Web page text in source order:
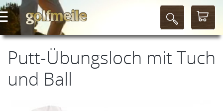
Putt-Übungsloch mit Tuch
und Ball